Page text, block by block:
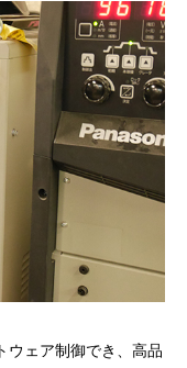
ウェア制御でき、高品